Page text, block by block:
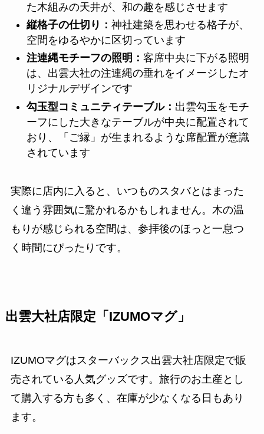
た木組みの天井が、和の趣を感じさせます
縦格子の仕切り： 神社建築を思わせる格子が、
空間をゆるやかに区切っています
注連縄モチーフの照明： 客席中央に下がる照明
は、出雲大社の注連縄の垂れをイメージしたオ
リジナルデザインです
勾玉型コミュニティテーブル： 出雲勾玉をモチ
ーフにした大きなテーブルが中央に配置されて
おり、「ご縁」が生まれるような席配置が意識
されています
実際に店内に入ると、いつものスタバとはまった
く違う雰囲気に驚かれるかもしれません。木の温
もりが感じられる空間は、参拝後のほっと一息つ
く時間にぴったりです。
出雲大社店限定「IZUMOマグ」
IZUMOマグはスターバックス出雲大社店限定で販
売されている人気グッズです。旅行のお土産とし
て購入する方も多く、在庫が少なくなる日もあり
ます。